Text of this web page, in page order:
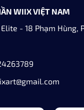
WIIX VIỆT NAM
- 18 Phạm Hùng,